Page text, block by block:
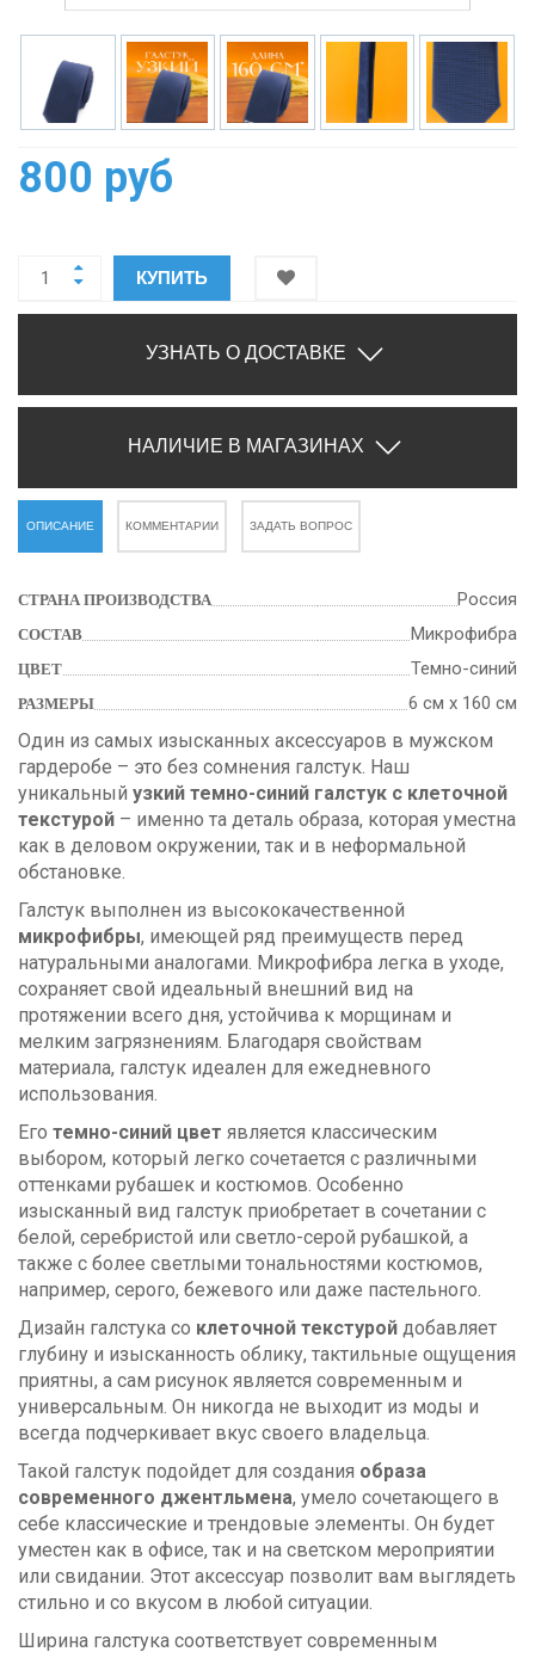
800 руб
КУПИТЬ
УЗНАТЬ О ДОСТАВКЕ
НАЛИЧИЕ В МАГАЗИНАХ
ОПИСАНИЕ КОММЕНТАРИИ ЗАДАТЬ ВОПРОС
СТРАНА ПРОИЗВОДСТВА Россия
СОСТАВ Микрофибра
ЦВЕТ Темно-синий
РАЗМЕРЫ 6 см х 160 см
Один из самых изысканных аксессуаров в мужском
гардеробе – это без сомнения галстук. Наш
уникальный узкий темно-синий галстук с клеточной
текстурой – именно та деталь образа, которая уместна
как в деловом окружении, так и в неформальной
обстановке.
Галстук выполнен из высококачественной
микрофибры, имеющей ряд преимуществ перед
натуральными аналогами. Микрофибра легка в уходе,
сохраняет свой идеальный внешний вид на
протяжении всего дня, устойчива к морщинам и
мелким загрязнениям. Благодаря свойствам
материала, галстук идеален для ежедневного
использования.
Его темно-синий цвет является классическим
выбором, который легко сочетается с различными
оттенками рубашек и костюмов. Особенно
изысканный вид галстук приобретает в сочетании с
белой, серебристой или светло-серой рубашкой, а
также с более светлыми тональностями костюмов,
например, серого, бежевого или даже пастельного.
Дизайн галстука со клеточной текстурой добавляет
глубину и изысканность облику, тактильные ощущения
приятны, а сам рисунок является современным и
универсальным. Он никогда не выходит из моды и
всегда подчеркивает вкус своего владельца.
Такой галстук подойдет для создания образа
современного джентльмена, умело сочетающего в
себе классические и трендовые элементы. Он будет
уместен как в офисе, так и на светском мероприятии
или свидании. Этот аксессуар позволит вам выглядеть
стильно и со вкусом в любой ситуации.
Ширина галстука соответствует современным